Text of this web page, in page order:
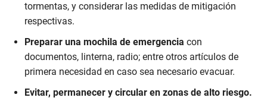
tormentas, y considerar las medidas de mitigación
respectivas.
Preparar una mochila de emergencia con
documentos, linterna, radio; entre otros artículos de
primera necesidad en caso sea necesario evacuar.
Evitar, permanecer y circular en zonas de alto riesgo.